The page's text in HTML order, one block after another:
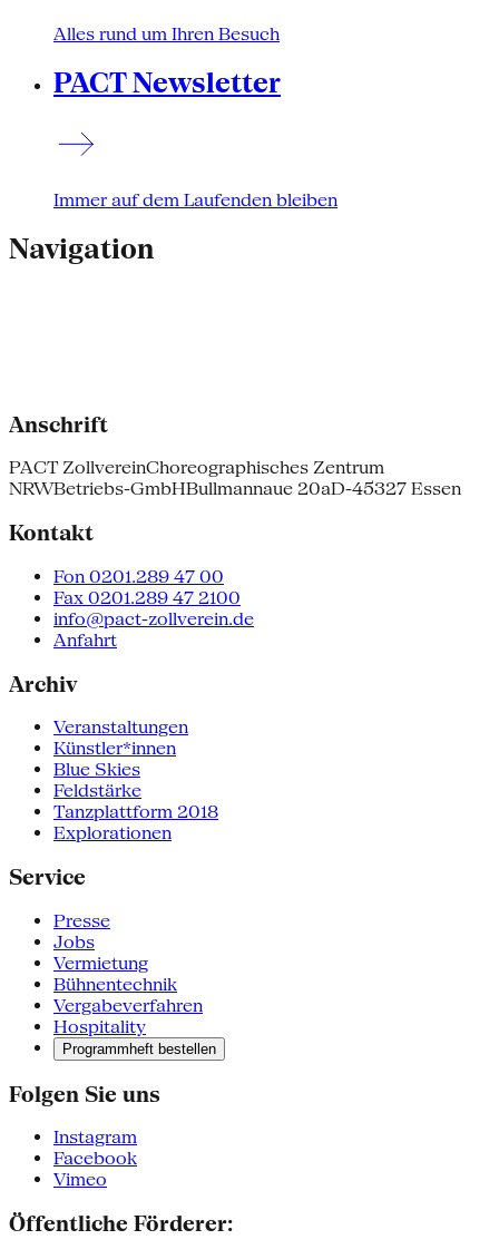
Alles rund um Ihren Besuch
PACT Newsletter
Immer auf dem Laufenden bleiben
Navigation
Anschrift
PACT ZollvereinChoreographisches Zentrum
NRWBetriebs-GmbHBullmannaue 20aD-45327 Essen
Kontakt
Fon 0201.289 47 00
Fax 0201.289 47 2100
info@pact-zollverein.de
Anfahrt
Archiv
Veranstaltungen
Künstler*innen
Blue Skies
Feldstärke
Tanzplattform 2018
Explorationen
Service
Presse
Jobs
Vermietung
Bühnentechnik
Vergabeverfahren
Hospitality
Programmheft bestellen
Folgen Sie uns
Instagram
Facebook
Vimeo
Öffentliche Förderer: